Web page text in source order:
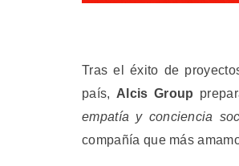
Tras el éxito de
país, Alcis Group
empatía y conciencia
compañía que más